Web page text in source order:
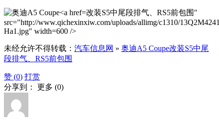
改装S5中尾段排气、RS5前包围"
src="http://www.qichexinxiw.com/uploads/allimg/c1310/
Ha1.jpg" width=600 />
未经允许不得转载： 汽车信息网 » 奥迪A5 Coupe改装S5中尾
段排气、RS5前包围
赞 (0) 打赏
分享到： 更多 (0)